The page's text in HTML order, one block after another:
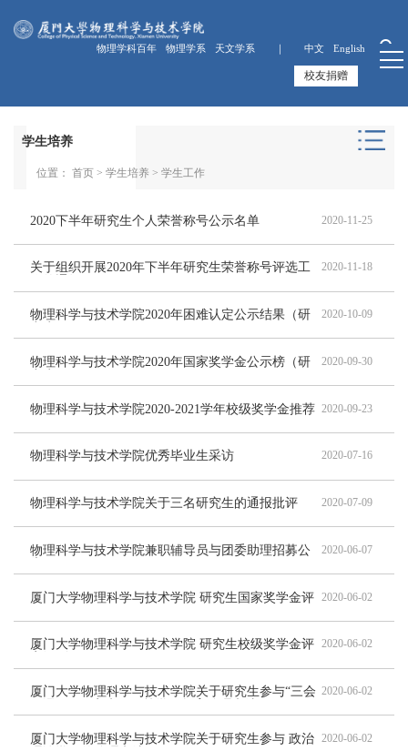
物理学科百年 物理学系 天文学系 ｜ 中文 English
校友捐赠
学生培养
位置： 首页> 学生培养 > 学生工作
2020下半年研究生个人荣誉称号公示名单 2020-11-25
关于组织开展2020年下半年研究生荣誉称号评选工
2020-11-18
物理科学与技术学院2020年困难认定公示结果（研
2020-10-09
物理科学与技术学院2020年国家奖学金公示榜（研
2020-09-30
物理科学与技术学院2020-2021学年校级奖学金推荐
2020-09-23
物理科学与技术学院优秀毕业生采访 2020-07-16
物理科学与技术学院关于三名研究生的通报批评 2020-07-09
物理科学与技术学院兼职辅导员与团委助理招募公
2020-06-07
厦门大学物理科学与技术学院 研究生国家奖学金评
2020-06-02
厦门大学物理科学与技术学院 研究生校级奖学金评
2020-06-02
厦门大学物理科学与技术学院关于研究生参与“三会 2020-06-02
厦门大学物理科学与技术学院关于研究生参与 政治
2020-06-02